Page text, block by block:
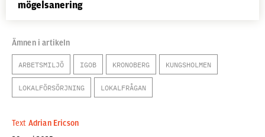
mögelsanering
Ämnen i artikeln
ARBETSMILJÖ IGOB KRONOBERG KUNGSHOLMEN
LOKALFÖRSÖRJNING LOKALFRÅGAN
Text Adrian Ericson